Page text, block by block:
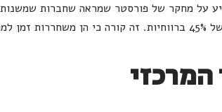
על מחקר של פורסטר שמראה שחברות
יתרון תחרותי.